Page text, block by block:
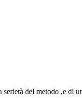
del metodo ,e di